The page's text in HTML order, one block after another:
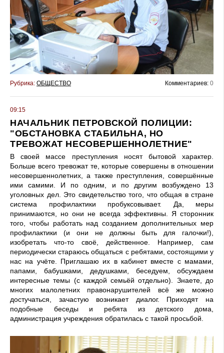
Рубрика: ОБЩЕСТВО Комментариев: 0
09:15
НАЧАЛЬНИК ПЕТРОВСКОЙ ПОЛИЦИИ:
"ОБСТАНОВКА СТАБИЛЬНА, НО
ТРЕВОЖАТ НЕСОВЕРШЕННОЛЕТНИЕ"
В своей массе преступления носят бытовой характер.
Больше всего тревожат те, которые совершены в отношении
несовершеннолетних, а также преступления, совершённые
ими самими. И по одним, и по другим возбуждено 13
уголовных дел. Это свидетельство того, что общая в стране
система профилактики пробуксовывает. Да, меры
принимаются, но они не всегда эффективны. Я сторонник
того, чтобы работать над созданием дополнительных мер
профилактики (и они не должны быть для галочки!),
изобретать что-то своё, действенное. Например, сам
периодически стараюсь общаться с ребятами, состоящими у
нас на учёте. Приглашаю их в кабинет вместе с мамами,
папами, бабушками, дедушками, беседуем, обсуждаем
интересные темы (с каждой семьёй отдельно). Знаете, до
многих малолетних правонарушителей всё же можно
достучаться, зачастую возникает диалог. Приходят на
подобные беседы и ребята из детского дома,
администрация учреждения обратилась с такой просьбой.